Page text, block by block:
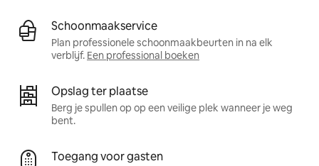
Schoonmaakservice
Plan professionele schoonmaakbeurten in na elk
verblijf. Een professional boeken
Opslag ter plaatse
Berg je spullen op op een veilige plek wanneer je weg
bent.
Toegang voor gasten